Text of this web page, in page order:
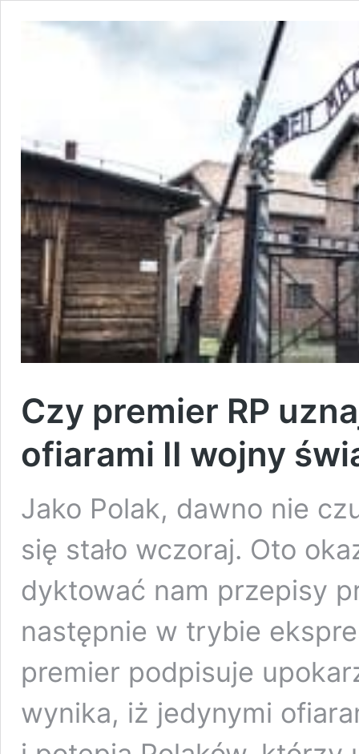
Czy premier RP
ofiarami II wojny
Jako Polak, dawno nie
się stało wczoraj. Oto
dyktować nam przepisy
następnie w trybie
premier podpisuje
wynika, iż jedynymi